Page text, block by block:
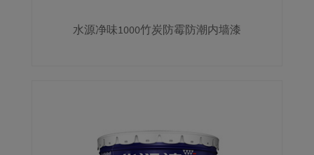
水源净味1000竹炭防霉防潮内墙漆